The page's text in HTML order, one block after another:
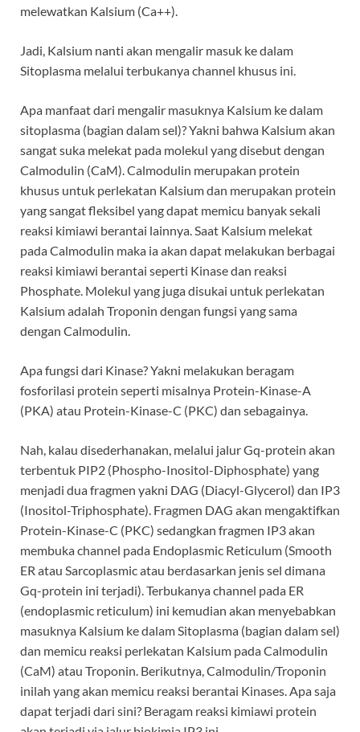
melewatkan Kalsium (Ca++).
Jadi, Kalsium nanti akan mengalir masuk ke dalam
Sitoplasma melalui terbukanya channel khusus ini.
Apa manfaat dari mengalir masuknya Kalsium ke dalam
sitoplasma (bagian dalam sel)? Yakni bahwa Kalsium akan
sangat suka melekat pada molekul yang disebut dengan
Calmodulin (CaM). Calmodulin merupakan protein
khusus untuk perlekatan Kalsium dan merupakan protein
yang sangat fleksibel yang dapat memicu banyak sekali
reaksi kimiawi berantai lainnya. Saat Kalsium melekat
pada Calmodulin maka ia akan dapat melakukan berbagai
reaksi kimiawi berantai seperti Kinase dan reaksi
Phosphate. Molekul yang juga disukai untuk perlekatan
Kalsium adalah Troponin dengan fungsi yang sama
dengan Calmodulin.
Apa fungsi dari Kinase? Yakni melakukan beragam
fosforilasi protein seperti misalnya Protein-Kinase-A
(PKA) atau Protein-Kinase-C (PKC) dan sebagainya.
Nah, kalau disederhanakan, melalui jalur Gq-protein akan
terbentuk PIP2 (Phospho-Inositol-Diphosphate) yang
menjadi dua fragmen yakni DAG (Diacyl-Glycerol) dan IP3
(Inositol-Triphosphate). Fragmen DAG akan mengaktifkan
Protein-Kinase-C (PKC) sedangkan fragmen IP3 akan
membuka channel pada Endoplasmic Reticulum (Smooth
ER atau Sarcoplasmic atau berdasarkan jenis sel dimana
Gq-protein ini terjadi). Terbukanya channel pada ER
(endoplasmic reticulum) ini kemudian akan menyebabkan
masuknya Kalsium ke dalam Sitoplasma (bagian dalam sel)
dan memicu reaksi perlekatan Kalsium pada Calmodulin
(CaM) atau Troponin. Berikutnya, Calmodulin/Troponin
inilah yang akan memicu reaksi berantai Kinases. Apa saja
dapat terjadi dari sini? Beragam reaksi kimiawi protein